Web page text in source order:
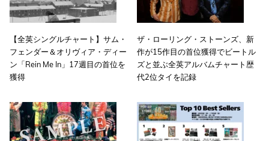
【全英シングルチャート】サム・
フェンダー＆オリヴィア・ディー
ン「Rein Me In」17週目の首位を
獲得
ザ・ローリング・ストーンズ、新
作が15作目の首位獲得でビートル
ズと並ぶ全英アルバムチャート歴
代2位タイを記録